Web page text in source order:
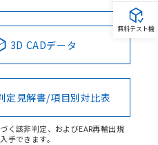
3D CADデータ
定見解書/項目別対比表
く該非判定、およびEAR再輸出規
手できます。
無料テスト機